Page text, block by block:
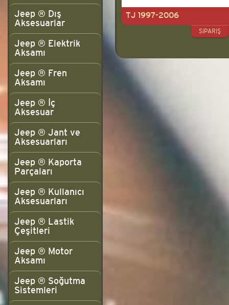
Jeep ® Dış
Aksesuarlar
Jeep ® Elektrik
Aksamı
Jeep ® Fren
Aksamı
Jeep ® İç
Aksesuar
Jeep ® Jant ve
Aksesuarları
Jeep ® Kaporta
Parçaları
Jeep ® Kullanıcı
Aksesuarları
Jeep ® Lastik
Çeşitleri
Jeep ® Motor
Aksamı
Jeep ® Soğutma
Sistemleri
TJ 1997-2006
SIPARIŞ